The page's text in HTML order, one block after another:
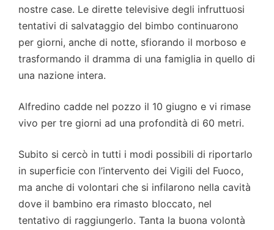
nostre case. Le dirette televisive degli infruttuosi
tentativi di salvataggio del bimbo continuarono
per giorni, anche di notte, sfiorando il morboso e
trasformando il dramma di una famiglia in quello di
una nazione intera.
Alfredino cadde nel pozzo il 10 giugno e vi rimase
vivo per tre giorni ad una profondità di 60 metri.
Subito si cercò in tutti i modi possibili di riportarlo
in superficie con l’intervento dei Vigili del Fuoco,
ma anche di volontari che si infilarono nella cavità
dove il bambino era rimasto bloccato, nel
tentativo di raggiungerlo. Tanta la buona volontà